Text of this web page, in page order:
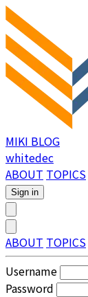
MIKI BLOG
whitedec
ABOUT TOPICS
Sign in
ABOUT TOPICS
Username
Password